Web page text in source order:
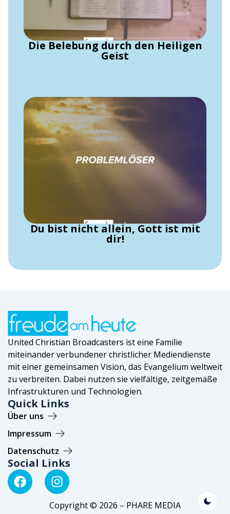
Die Belebung durch den Heiligen
Geist
Du bist nicht allein, Gott ist mit
dir!
United Christian Broadcasters ist eine Familie
miteinander verbundener christlicher Mediendienste
mit einer gemeinsamen Vision, das Evangelium weltweit
zu verbreiten. Dabei nutzen sie vielfältige, zeitgemäße
Infrastrukturen und Technologien.
Quick Links
Über uns
Impressum
Datenschutz
Social Links
Copyright © 2026 – PHARE MEDIA